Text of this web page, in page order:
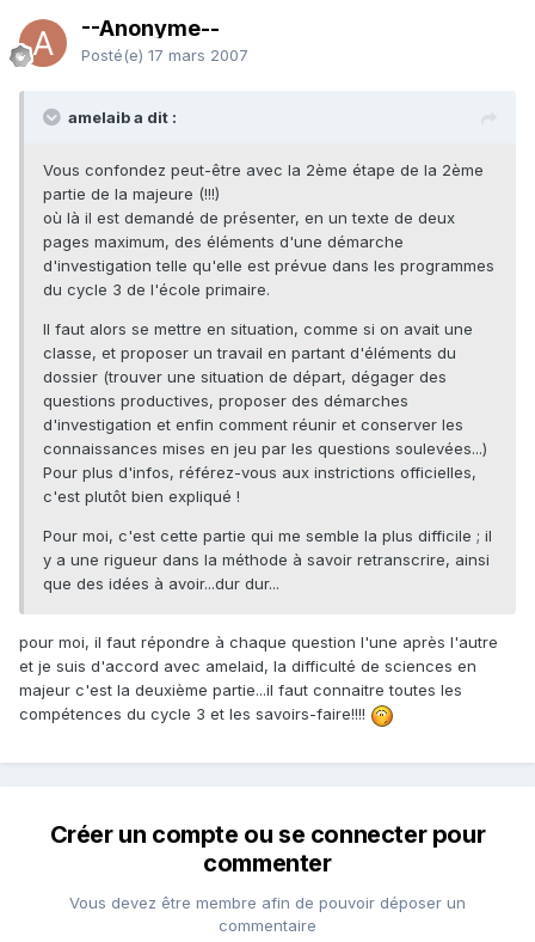
--Anonyme--
Posté(e) 17 mars 2007
amelaib a dit :
Vous confondez peut-être avec la 2ème étape de la 2ème
partie de la majeure (!!!)
où là il est demandé de présenter, en un texte de deux
pages maximum, des éléments d'une démarche
d'investigation telle qu'elle est prévue dans les programmes
du cycle 3 de l'école primaire.
Il faut alors se mettre en situation, comme si on avait une
classe, et proposer un travail en partant d'éléments du
dossier (trouver une situation de départ, dégager des
questions productives, proposer des démarches
d'investigation et enfin comment réunir et conserver les
connaissances mises en jeu par les questions soulevées...)
Pour plus d'infos, référez-vous aux instrictions officielles,
c'est plutôt bien expliqué !
Pour moi, c'est cette partie qui me semble la plus difficile ; il
y a une rigueur dans la méthode à savoir retranscrire, ainsi
que des idées à avoir...dur dur...
pour moi, il faut répondre à chaque question l'une après l'autre
et je suis d'accord avec amelaid, la difficulté de sciences en
majeur c'est la deuxième partie...il faut connaitre toutes les
compétences du cycle 3 et les savoirs-faire!!!!
Créer un compte ou se connecter pour
commenter
Vous devez être membre afin de pouvoir déposer un
commentaire